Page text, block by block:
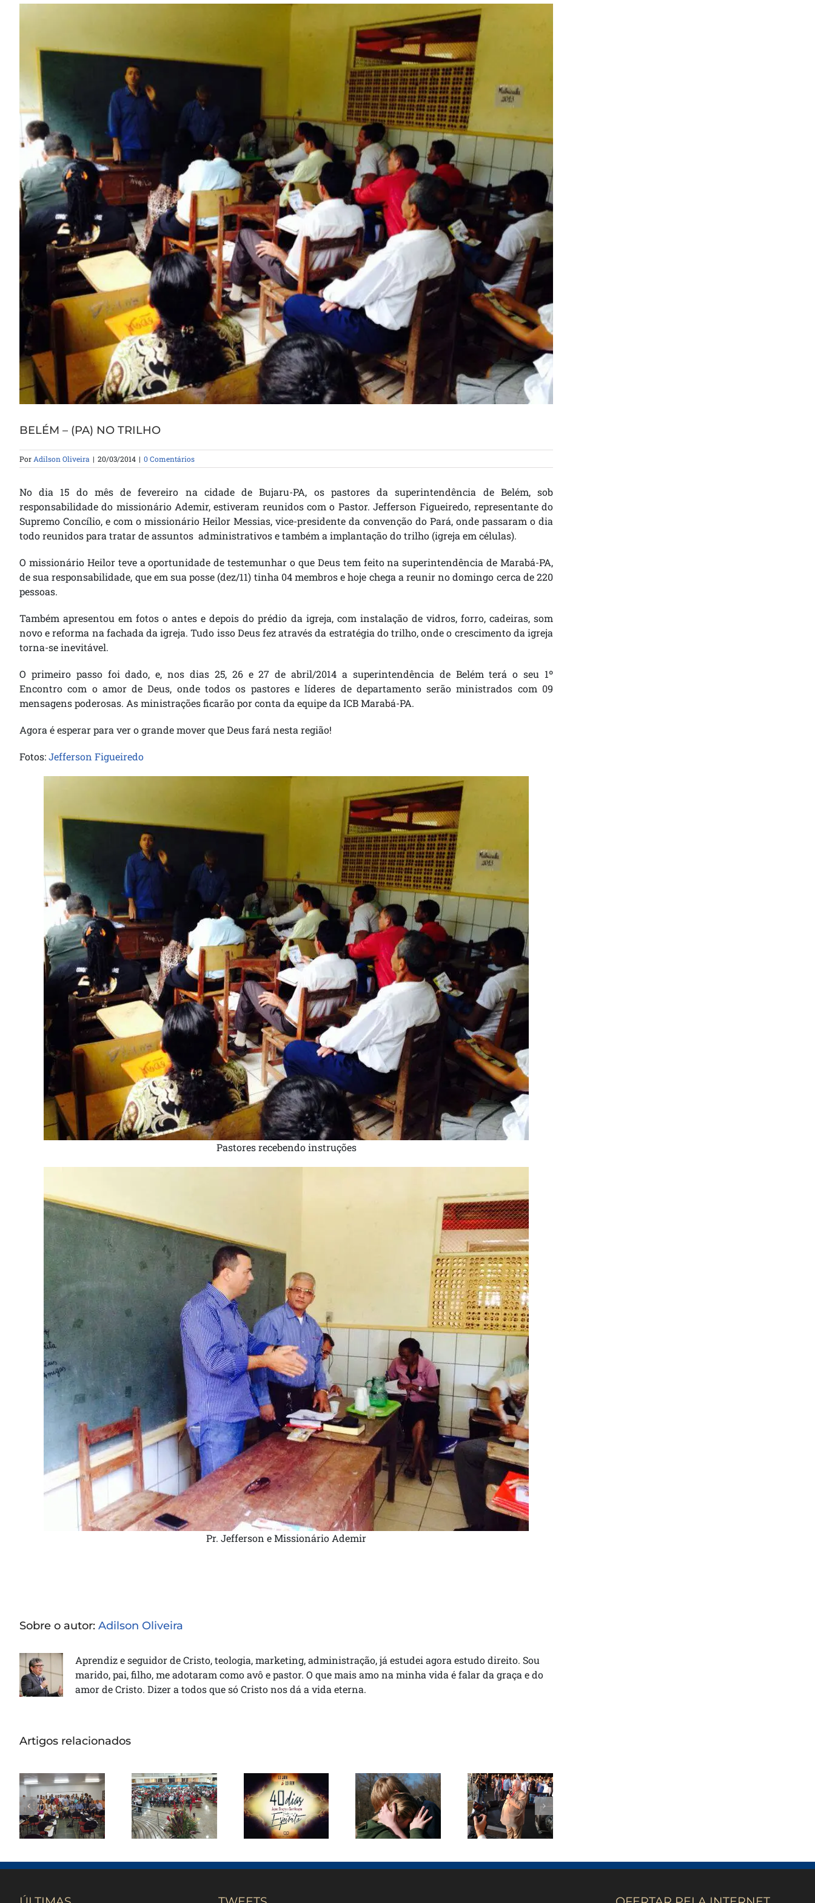
BELÉM – (PA) NO TRILHO
Por Adilson Oliveira | 20/03/2014 | 0 Comentários
No dia 15 do mês de fevereiro na cidade de Bujaru-PA, os pastores da superintendência de Belém, sob
responsabilidade do missionário Ademir, estiveram reunidos com o Pastor. Jefferson Figueiredo, representante do
Supremo Concílio, e com o missionário Heilor Messias, vice-presidente da convenção do Pará, onde passaram o dia
todo reunidos para tratar de assuntos administrativos e também a implantação do trilho (igreja em células).
O missionário Heilor teve a oportunidade de testemunhar o que Deus tem feito na superintendência de Marabá-PA,
de sua responsabilidade, que em sua posse (dez/11) tinha 04 membros e hoje chega a reunir no domingo cerca de 220
pessoas.
Também apresentou em fotos o antes e depois do prédio da igreja, com instalação de vidros, forro, cadeiras, som
novo e reforma na fachada da igreja. Tudo isso Deus fez através da estratégia do trilho, onde o crescimento da igreja
torna-se inevitável.
O primeiro passo foi dado, e, nos dias 25, 26 e 27 de abril/2014 a superintendência de Belém terá o seu 1º
Encontro com o amor de Deus, onde todos os pastores e líderes de departamento serão ministrados com 09
mensagens poderosas. As ministrações ficarão por conta da equipe da ICB Marabá-PA.
Agora é esperar para ver o grande mover que Deus fará nesta região!
Fotos:Jefferson Figueiredo
Pastores recebendo instruções
Pr. Jefferson e Missionário Ademir
Sobre o autor: Adilson Oliveira
Aprendiz e seguidor de Cristo, teologia, marketing, administração, já estudei agora estudo direito. Sou
marido, pai, filho, me adotaram como avô e pastor. O que mais amo na minha vida é falar da graça e do
amor de Cristo. Dizer a todos que só Cristo nos dá a vida eterna.
Artigos relacionados
Seminário
Nacional ITEJ
inicia sua 43ª
Turma
Reunião
ministerial
em Brasília
Jejum e
oração por
40 dias
Curando
seus
sentimentos
Ato profético
contra
corrupção
reúne
multidão em